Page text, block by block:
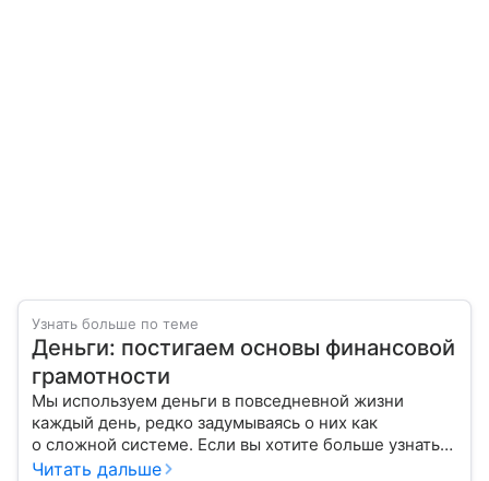
Узнать больше по теме
Деньги: постигаем основы финансовой
грамотности
Мы используем деньги в повседневной жизни
каждый день, редко задумываясь о них как
о сложной системе. Если вы хотите больше узнать
об этом финансовом инструменте и его функциях,
Читать дальше